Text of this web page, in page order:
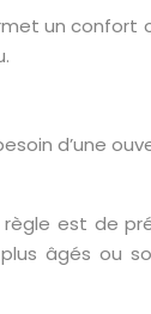
un confort
d’une
est de
âgés ou